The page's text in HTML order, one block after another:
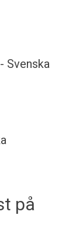
Svenska
på